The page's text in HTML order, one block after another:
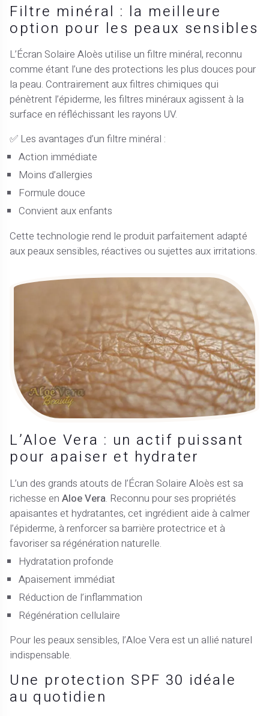
Filtre minéral : la meilleure
option pour les peaux sensibles
L’Écran Solaire Aloès utilise un filtre minéral, reconnu
comme étant l’une des protections les plus douces pour
la peau. Contrairement aux filtres chimiques qui
pénètrent l’épiderme, les filtres minéraux agissent à la
surface en réfléchissant les rayons UV.
✅ Les avantages d’un filtre minéral :
Action immédiate
Moins d’allergies
Formule douce
Convient aux enfants
Cette technologie rend le produit parfaitement adapté
aux peaux sensibles, réactives ou sujettes aux irritations.
L’Aloe Vera : un actif puissant
pour apaiser et hydrater
L’un des grands atouts de l’Écran Solaire Aloès est sa
richesse enAloe Vera. Reconnu pour ses propriétés
apaisantes et hydratantes, cet ingrédient aide à calmer
l’épiderme, à renforcer sa barrière protectrice et à
favoriser sa régénération naturelle.
Hydratation profonde
Apaisement immédiat
Réduction de l’inflammation
Régénération cellulaire
Pour les peaux sensibles, l’Aloe Vera est un allié naturel
indispensable.
Une protection SPF 30 idéale
au quotidien